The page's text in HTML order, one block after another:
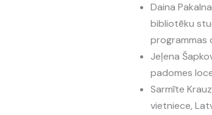
Daina
bibliotēku
programmas
Jeļena
padomes
Sarmīte
vietniece,